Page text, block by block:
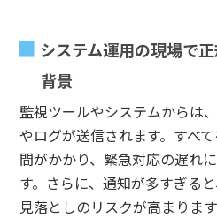
システム運用の現場で
背景
監視ツールやシステムからは
やログが送信されます。すべ
間がかかり、緊急対応の遅れ
す。さらに、通知が多すぎる
見落としのリスクが高まります